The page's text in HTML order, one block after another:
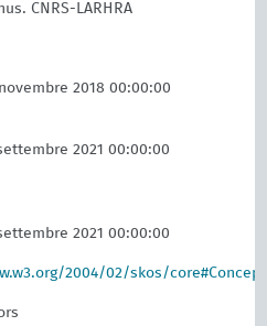
CNRS-LARHRA
2018 00:00:00
2021 00:00:00
2021 00:00:00
2004/02/skos/